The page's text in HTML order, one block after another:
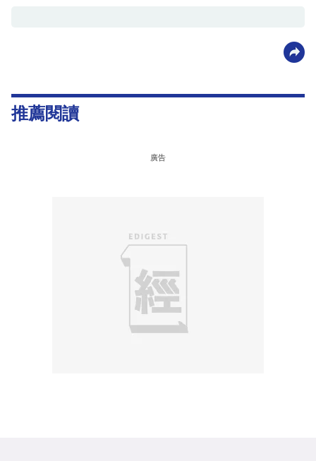
推薦閱讀
廣告